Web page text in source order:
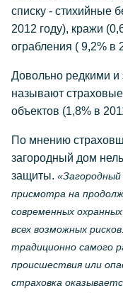
списку - стихийные
2012 году), кражи
ограбления ( 9,2% в
Довольно редкими и
называют
объектов (1,8% в
По мнению
загородный дом
защиты.
присмотра на
современных
всех возможных
традиционно самого
происшествия или
страховка